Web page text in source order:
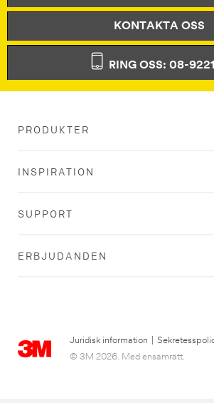
KONTAKTA OSS
RING OSS: 08-
PRODUKTER
INSPIRATION
SUPPORT
ERBJUDANDEN
Juridisk information
© 3M 2026. Med ensamrätt.